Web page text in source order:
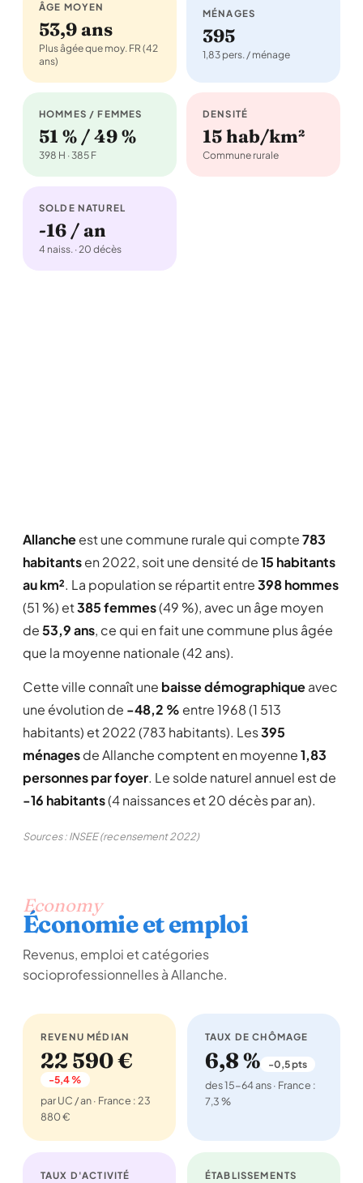
ÂGE MOYEN
53,9 ans
Plus âgée que moy. FR (42
ans)
MÉNAGES
395
1,83 pers. / ménage
HOMMES / FEMMES
51 % / 49 %
398 H · 385 F
DENSITÉ
15 hab/km²
Commune rurale
SOLDE NATUREL
-16 / an
4 naiss. · 20 décès
Allancheest une commune rurale qui compte783
habitantsen 2022, soit une densité de15 habitants
au km². La population se répartit entre398 hommes
(51 %) et385 femmes(49 %), avec un âge moyen
de53,9 ans, ce qui en fait une commune plus âgée
que la moyenne nationale (42 ans).
Cette ville connaît une baisse démographiqueavec
une évolution de -48,2 % entre 1968 (1 513
habitants) et 2022 (783 habitants). Les395
ménagesde Allanche comptent en moyenne1,83
personnes par foyer. Le solde naturel annuel est de
-16 habitants(4 naissances et 20 décès par an).
Sources : INSEE (recensement 2022)
Economy
Économie et emploi
Revenus, emploi et catégories
socioprofessionnelles à Allanche.
REVENU MÉDIAN
22 590 €
-5,4 %
par UC / an · France : 23
880 €
TAUX DE CHÔMAGE
6,8 % -0,5 pts
des 15-64 ans · France :
7,3 %
TAUX D'ACTIVITÉ
ÉTABLISSEMENTS